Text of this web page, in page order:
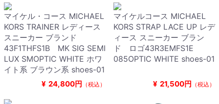
マイケル・コース MICHAEL
KORS TRAINER レディース
スニーカー ブランド
43F1THFS1B MK SIG SEMI
LUX SMOPTIC WHITE ホワ
イト系 ブラウン系 shoes-01
¥ 24,800円 （税込）
マイケルコース MICHAEL
KORS STRAP LACE UP レデ
ィース スニーカー ブラン
ド ロゴ43R3EMFS1E
085OPTIC WHITE shoes-01
¥ 21,500円 （税込）